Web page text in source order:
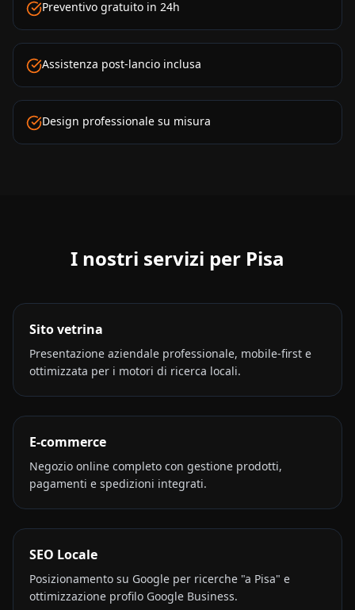
Preventivo gratuito in 24h
Assistenza post-lancio inclusa
Design professionale su misura
I nostri servizi per Pisa
Sito vetrina
Presentazione aziendale professionale, mobile-first e
ottimizzata per i motori di ricerca locali.
E-commerce
Negozio online completo con gestione prodotti,
pagamenti e spedizioni integrati.
SEO Locale
Posizionamento su Google per ricerche "a Pisa" e
ottimizzazione profilo Google Business.